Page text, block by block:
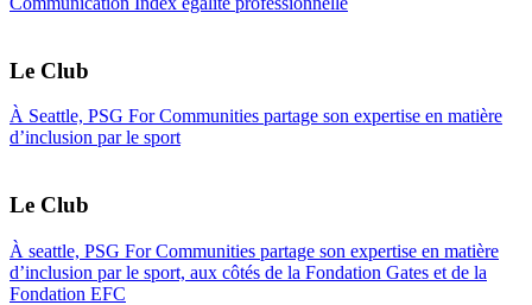
Le Club
À Seattle, PSG For Communities partage son expertise en matière
d’inclusion par le sport
Le Club
À seattle, PSG For Communities partage son expertise en matière
d’inclusion par le sport, aux côtés de la Fondation Gates et de la
Fondation EFC